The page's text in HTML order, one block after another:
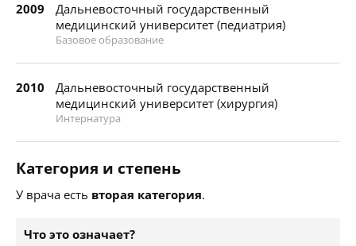
2009
Дальневосточный государственный
медицинский университет (педиатрия)
Базовое образование
2010
Дальневосточный государственный
медицинский университет (хирургия)
Интернатура
Категория и степень
У врача есть вторая категория.
Что это означает?